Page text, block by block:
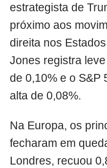
estrategista de
próximo aos
direita nos
Jones registra
de 0,10% e o S&P
alta de 0,08%.
Na Europa, os
fecharam em
Londres, recuou